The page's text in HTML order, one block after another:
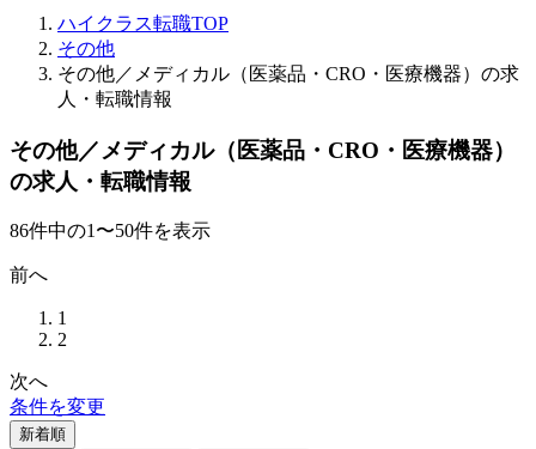
ハイクラス転職TOP
その他
その他／メディカル（医薬品・CRO・医療機器）の求
人・転職情報
その他／メディカル（医薬品・CRO・医療機器）
の求人・転職情報
86件中の1〜50件を表示
前へ
1
2
次へ
条件を変更
新着順